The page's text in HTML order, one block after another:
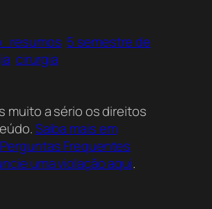
5 semestre de
cirurgia
muito a sério os direitos
Saiba mais em
Frequentes
uma violação aqui.